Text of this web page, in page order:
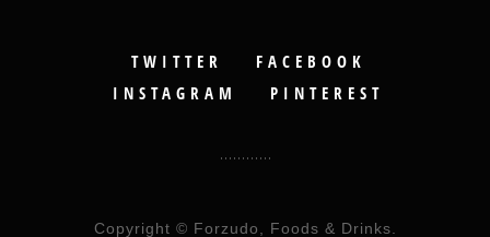
TWITTER
FACEBOOK
INSTAGRAM
PINTEREST
Copyright © Forzudo, Foods & Drinks.